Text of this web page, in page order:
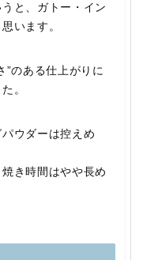
と、ガトー・イン
います。
”のある仕上がりに
。
ウダーは控えめ
き時間はやや長め